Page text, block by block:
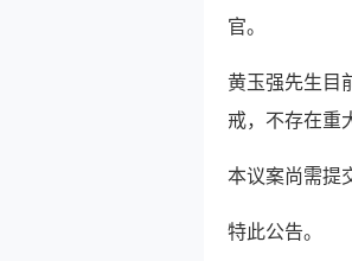
官。
黄玉强先生目
戒，不存在重
本议案尚需提
特此公告。